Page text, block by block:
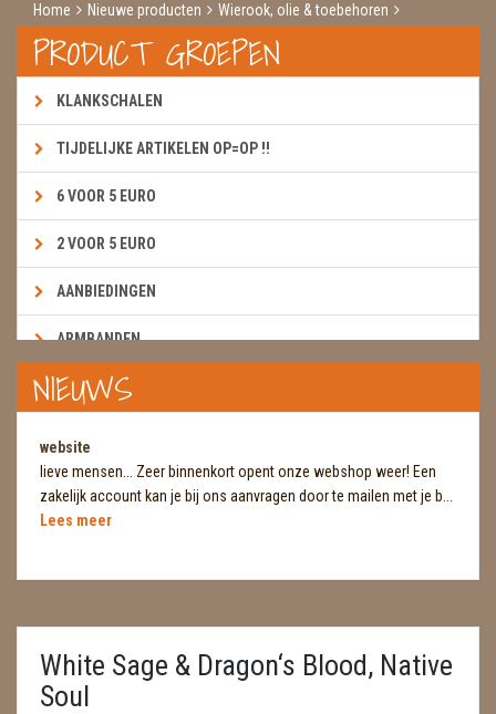
Home Nieuwe producten
Wierook, olie & toebehoren
Wierook
White sage & dragon‘s blood, native soul
PRODUCT GROEPEN
KLANKSCHALEN
TIJDELIJKE ARTIKELEN OP=OP !!
6 VOOR 5 EURO
2 VOOR 5 EURO
AANBIEDINGEN
ARMBANDEN
BOEKEN & KAARTEN E.A.R.T.H.
BROEKZAKSTENEN
CADEAUBONNEN
DIERTJES
DIVERSE
ENGELEN
NIEUWS
website
lieve mensen... Zeer binnenkort opent onze webshop weer! Een
zakelijk account kan je bij ons aanvragen door te mailen met je b...
Lees meer
White Sage & Dragon‘s Blood, Native
Soul